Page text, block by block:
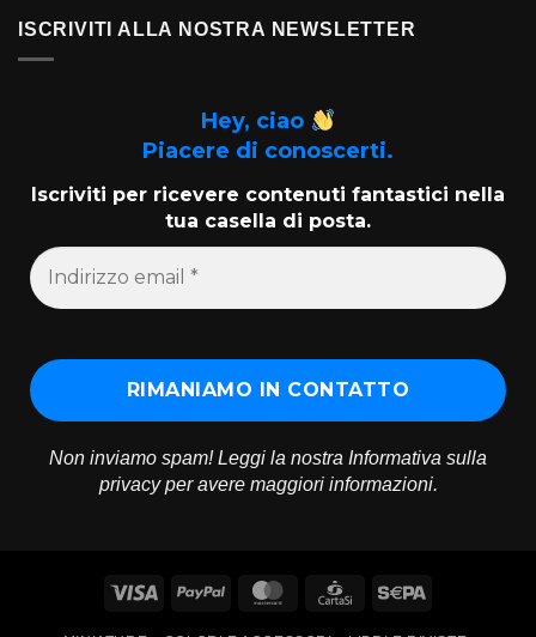
ISCRIVITI ALLA NOSTRA NEWSLETTER
Hey, ciao
Piacere di conoscerti.
Iscriviti per ricevere contenuti fantastici nella
tua casella di posta.
Non inviamo spam! Leggi la nostra Informativa sulla
privacyper avere maggiori informazioni.
Visa PayPal MasterCardCartaSi